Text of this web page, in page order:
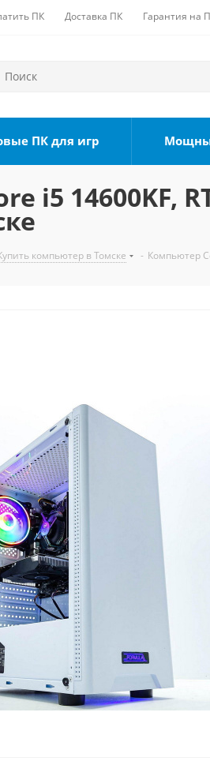
ПК Доставка ПК Гарантия на
ПК для игр
i5 14600KF,
компьютер в Томске - Компьютер